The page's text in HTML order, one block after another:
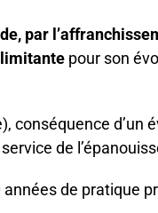
par
pour son
d’un
de
de pratique